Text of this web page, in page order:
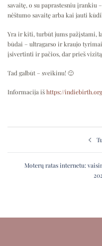
savaitę, o su paprastesniu įrankiu
nėštumo savaitę arba kai jauti
Yra ir kiti, turbūt jums pažįstami,
būdai – ultragarso ir kraujo
įsivertinti ir pačios, dar prieš vizitą
Tad galbūt – sveikinu! 🙂
Informacija išhttps://
Post
Moterų ratas internetu: